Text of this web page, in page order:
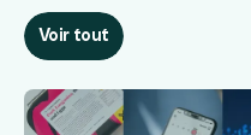
Voir tout